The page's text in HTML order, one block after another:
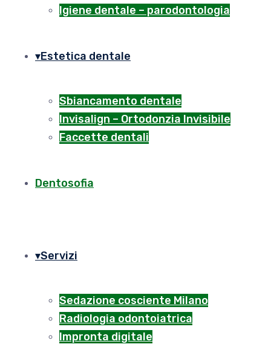
Igiene dentale – parodontologia
Estetica dentale
Sbiancamento dentale
Invisalign – Ortodonzia Invisibile
Faccette dentali
Dentosofia
Servizi
Sedazione cosciente Milano
Radiologia odontoiatrica
Impronta digitale